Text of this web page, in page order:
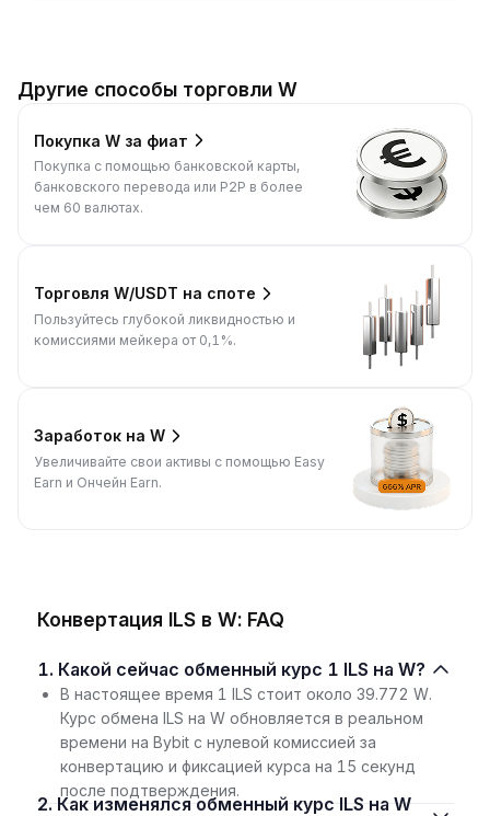
Другие способы торговли W
Покупка W за фиат
Покупка с помощью банковской карты,
банковского перевода или P2P в более
чем 60 валютах.
Торговля W/USDT на споте
Пользуйтесь глубокой ликвидностью и
комиссиями мейкера от 0,1%.
Заработок на W
Увеличивайте свои активы с помощью Easy
Earn и Ончейн Earn.
Конвертация ILS в W: FAQ
1. Какой сейчас обменный курс 1 ILS на W?
В настоящее время 1 ILS стоит около 39.772 W.
Курс обмена ILS на W обновляется в реальном
времени на Bybit с нулевой комиссией за
конвертацию и фиксацией курса на 15 секунд
после подтверждения.
2. Как изменялся обменный курс ILS на W